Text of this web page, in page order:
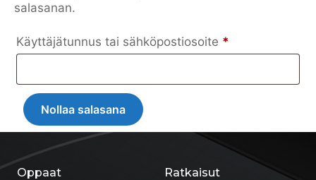
salasanan.
Käyttäjätunnus tai sähköpostiosoite *
Nollaa salasana
Ratkaisut
Oppaat